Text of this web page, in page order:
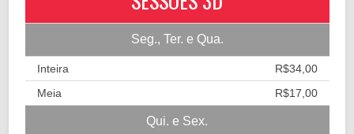
Seg., Ter. e Qua.
Inteira
R$34,00
Meia
R$17,00
Qui. e Sex.